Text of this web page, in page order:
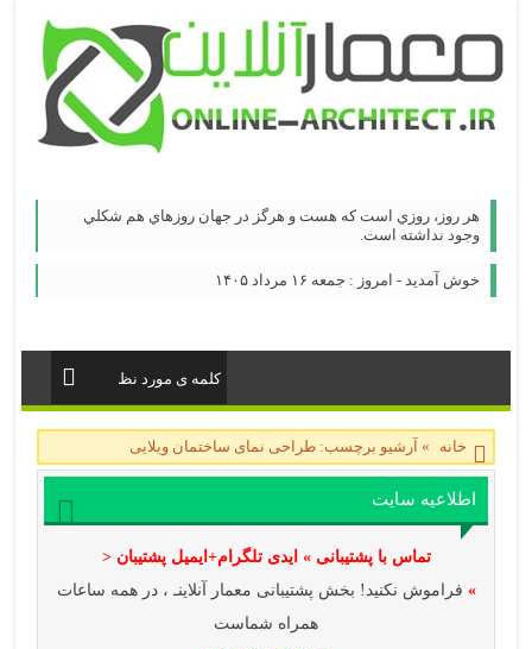
هر روز، روزي است كه هست و هرگز در جهان روزهاي هم شكلي
وجود نداشته است.
خوش آمدید - امروز : جمعه ۱۶ مرداد ۱۴۰۵
خانه » آرشیو برچسب: طراحی نمای ساختمان ویلایی
اطلاعیه سایت
تماس با پشتیبانی » ایدی تلگرام+ایمیل پشتیبان <
» فراموش نکنید! بخش پشتیبانی معمار آنلاینـ ، در همه ساعات
همراه شماست